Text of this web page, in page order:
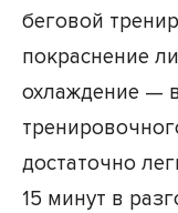
беговой
покраснение
охлаждение —
достаточно
15 минут в